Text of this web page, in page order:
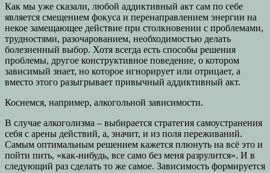
Как мы уже сказали, любой аддиктивный акт сам по себе
является смещением фокуса и перенаправлением энергии на
некое замещающее действие при столкновении с проблемами,
трудностями, разочарованием, необходимостью делать
болезненный выбор. Хотя всегда есть способы решения
проблемы, другое конструктивное поведение, о котором
зависимый знает, но которое игнорирует или отрицает, а
вместо этого разыгрывает привычный аддиктивный акт.
Коснемся, например, алкогольной зависимости.
В случае алкоголизма – выбирается стратегия самоустранения
себя с арены действий, а, значит, и из поля переживаний.
Самым оптимальным решением кажется плюнуть на всё это и
пойти пить, «как-нибудь, все само без меня разрулится». И в
следующий раз сделать то же самое. Зависимость формируется